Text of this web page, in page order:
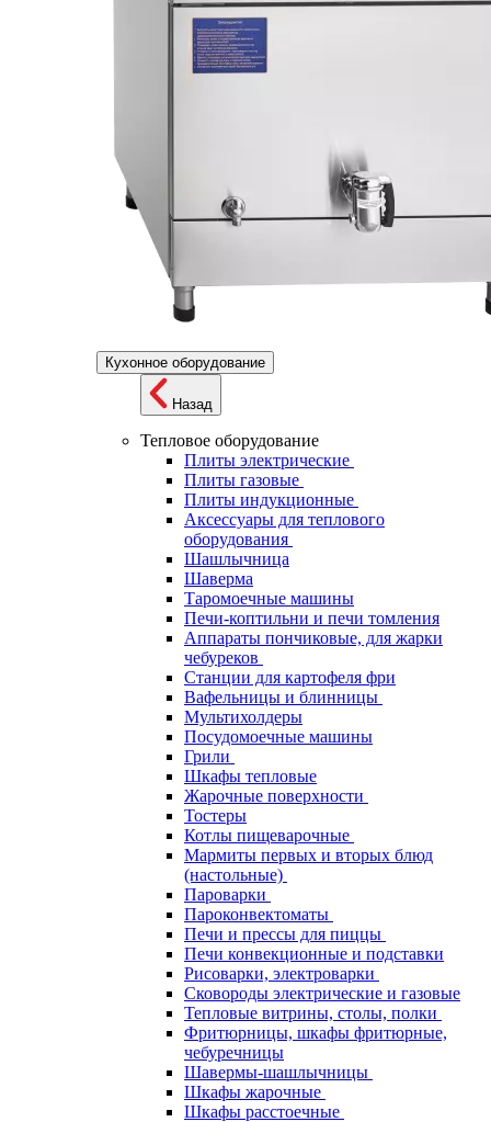
Кухонное оборудование
Назад
Тепловое оборудование
Плиты электрические
Плиты газовые
Плиты индукционные
Аксессуары для теплового
оборудования
Шашлычница
Шаверма
Таромоечные машины
Печи-коптильни и печи томления
Аппараты пончиковые, для жарки
чебуреков
Станции для картофеля фри
Вафельницы и блинницы
Мультихолдеры
Посудомоечные машины
Грили
Шкафы тепловые
Жарочные поверхности
Тостеры
Котлы пищеварочные
Мармиты первых и вторых блюд
(настольные)
Пароварки
Пароконвектоматы
Печи и прессы для пиццы
Печи конвекционные и подставки
Рисоварки, электроварки
Сковороды электрические и газовые
Тепловые витрины, столы, полки
Фритюрницы, шкафы фритюрные,
чебуречницы
Шавермы-шашлычницы
Шкафы жарочные
Шкафы расстоечные